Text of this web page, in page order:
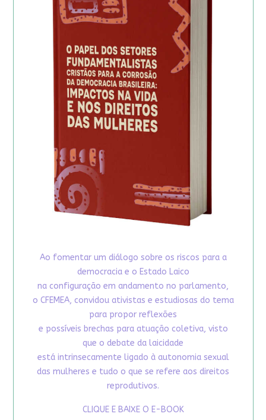
Ao fomentar um diálogo sobre os riscos para a
democracia e o Estado Laico
na configuração em andamento no parlamento,
o CFEMEA, convidou ativistas e estudiosas do tema
para propor reflexões
e possíveis brechas para atuação coletiva, visto
que o debate da laicidade
está intrinsecamente ligado à autonomia sexual
das mulheres e tudo o que se refere aos direitos
reprodutivos.
CLIQUE E BAIXE O E-BOOK